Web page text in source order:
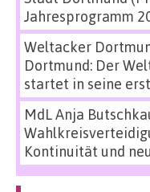
Jahresprogramm
Weltacker
Dortmund: Der
startet in seine
MdL Anja
Kontinuität und